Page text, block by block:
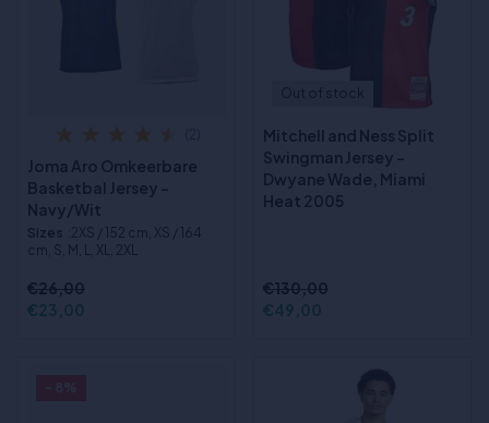
Joma Aro Omkeerbare
Basketbal Jersey -
Navy/Wit
Sizes :2XS / 152 cm, XS / 164
cm, S, M, L, XL, 2XL
€26,00
€23,00
Mitchell and Ness Split
Swingman Jersey -
Dwyane Wade, Miami
Heat 2005
€130,00
€49,00